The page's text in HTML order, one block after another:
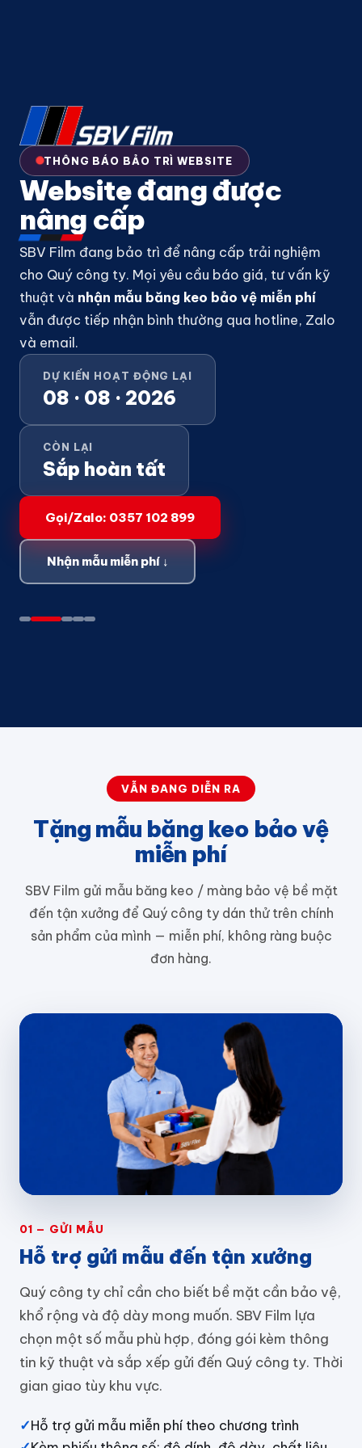
THÔNG BÁO BẢO TRÌ WEBSITE
Website đang được
nâng cấp
SBV Film đang bảo trì để nâng cấp trải nghiệm
cho Quý công ty. Mọi yêu cầu báo giá, tư vấn kỹ
thuật và nhận mẫu băng keo bảo vệ miễn phí
vẫn được tiếp nhận bình thường qua hotline, Zalo
và email.
DỰ KIẾN HOẠT ĐỘNG LẠI
08 · 08 · 2026
CÒN LẠI
Sắp hoàn tất
Gọi/Zalo: 0357 102 899
Nhận mẫu miễn phí ↓
VẪN ĐANG DIỄN RA
Tặng mẫu băng keo bảo vệ
miễn phí
SBV Film gửi mẫu băng keo / màng bảo vệ bề mặt
đến tận xưởng để Quý công ty dán thử trên chính
sản phẩm của mình — miễn phí, không ràng buộc
đơn hàng.
01 — GỬI MẪU
Hỗ trợ gửi mẫu đến tận xưởng
Quý công ty chỉ cần cho biết bề mặt cần bảo vệ,
khổ rộng và độ dày mong muốn. SBV Film lựa
chọn một số mẫu phù hợp, đóng gói kèm thông
tin kỹ thuật và sắp xếp gửi đến Quý công ty. Thời
gian giao tùy khu vực.
✓Hỗ trợ gửi mẫu miễn phí theo chương trình